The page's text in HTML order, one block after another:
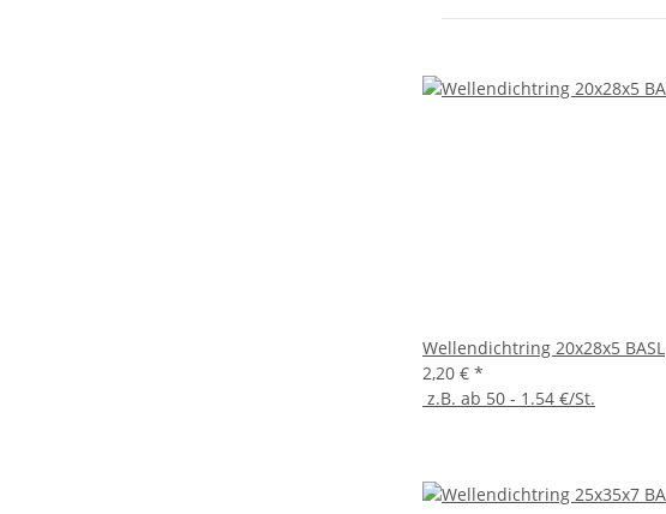
Wellendichtring 20x28x5 BASL
2,20 € *
z.B. ab 50 - 1.54 €/St.